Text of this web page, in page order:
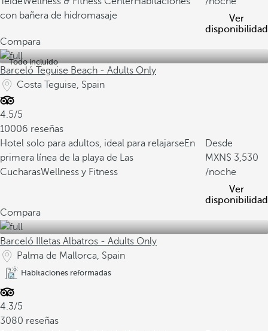
con bañera de hidromasaje
Ver
disponibilidad
Compara
Todo incluido
Barceló Teguise Beach - Adults Only
Costa Teguise, Spain
4.5/5
10006 reseñas
Hotel solo para adultos, ideal para relajarseEn
primera línea de la playa de Las
CucharasWellness y Fitness
Desde
3,530
/noche
Ver
disponibilidad
Compara
Barceló Illetas Albatros - Adults Only
Palma de Mallorca, Spain
Habitaciones reformadas
4.3/5
3080 reseñas